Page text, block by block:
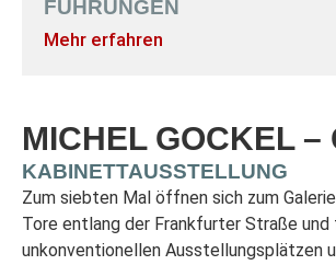
FÜHRUNGEN
Mehr erfahren
MICHEL GOCKEL –
KABINETTAUSSTELLUNG
Zum siebten Mal öffnen sich zum
Tore entlang der Frankfurter Straße und
unkonventionellen Ausstellungsplätzen